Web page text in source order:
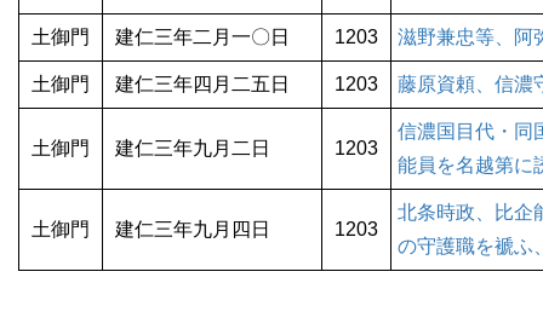
土御門 建仁三年二月一〇日 1203 滋野兼忠等、阿
土御門 建仁三年四月二五日 1203 藤原資頼、信濃
土御門 建仁三年九月二日 1203
信濃国目代・同
能員を名越第に
土御門 建仁三年九月四日 1203
北条時政、比企
の守護職を褫ふ